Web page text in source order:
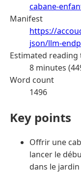
cabane-
Manifest
https://
json/llm-
Estimated reading
8 minutes
Word count
1496
Key points
Offrir une
lancer le
dans le